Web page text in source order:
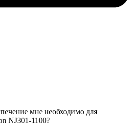
мне необходимо для
NJ301-1100?